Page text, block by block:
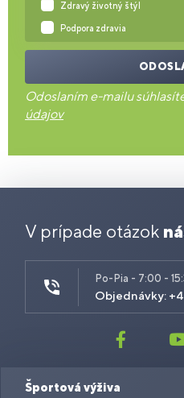
Zdravý životný štýl
Podpora zdravia
Odoslaním e-mailu
údajov
V prípade otázok
Po-Pia - 7:00 -
Objednávky:
Športová výživa